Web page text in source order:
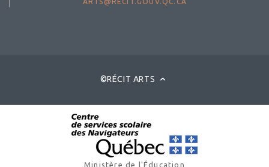
©RÉCIT ARTS
Ministère de l'Éducation